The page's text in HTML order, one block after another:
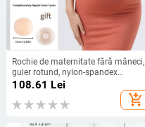
Rochie de maternitate fără mâneci,
guler rotund, nylon-spandex
bodycon, lungime medie, uni, fără
108.61 Lei
add_shopping_cart